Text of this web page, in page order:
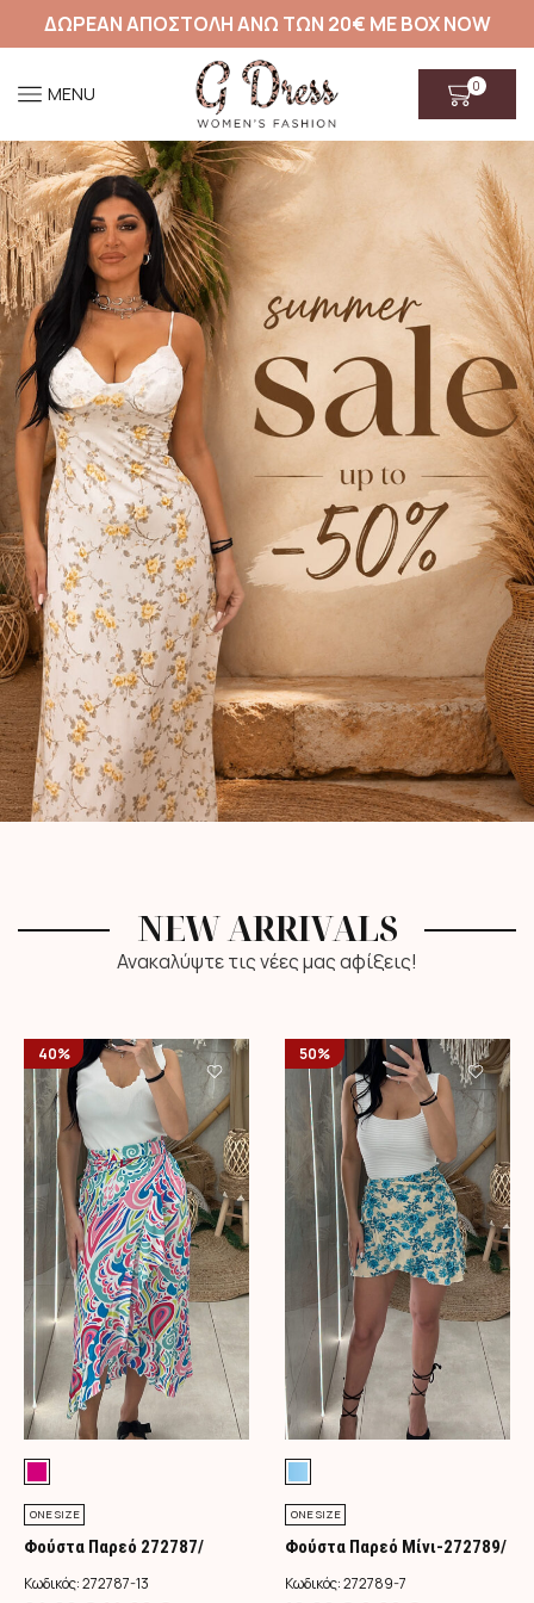
ΔΩΡΕΑΝ ΑΠΟΣΤΟΛΗ ΑΝΩ ΤΩΝ 20€ ΜΕ BOX NOW
MENU 0
NEW ARRIVALS
Ανακαλύψτε τις νέες μας αφίξεις!
40%
ONE SIZE
Φούστα Παρεό 272787/
Φούξια
Κωδικός:272787-13
50%
ONE SIZE
Φούστα Παρεό Μίνι-272789/
Τιρκουάζ
Κωδικός:272789-7